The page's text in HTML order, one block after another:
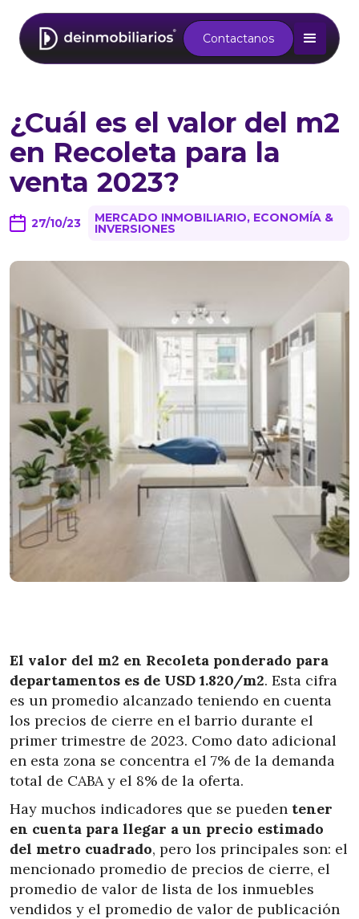
¿Cuál es el valor del m2
en Recoleta para la
venta 2023?
27/10/23 MERCADO INMOBILIARIO, ECONOMÍA &
INVERSIONES
Contactanos
El valor del m2 en Recoleta ponderado para
departamentos es de USD 1.820/m2. Esta cifra
es un promedio alcanzado teniendo en cuenta
los precios de cierre en el barrio durante el
primer trimestre de 2023. Como dato adicional
en esta zona se concentra el 7% de la demanda
total de CABA y el 8% de la oferta.
Hay muchos indicadores que se pueden tener
en cuenta para llegar a un precio estimado
del metro cuadrado, pero los principales son: el
mencionado promedio de precios de cierre, el
promedio de valor de lista de los inmuebles
vendidos y el promedio de valor de publicación